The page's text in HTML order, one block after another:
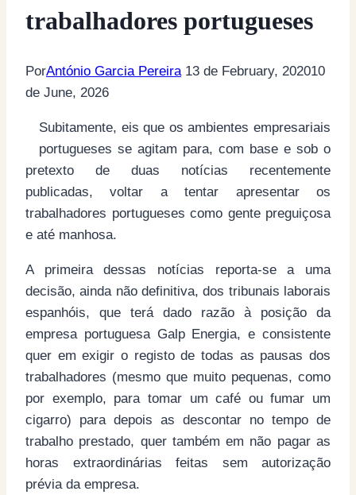
trabalhadores portugueses
PorAntónio Garcia Pereira 13 de February, 202010
de June, 2026
Subitamente, eis que os ambientes empresariais
portugueses se agitam para, com base e sob o
pretexto de duas notícias recentemente
publicadas, voltar a tentar apresentar os
trabalhadores portugueses como gente preguiçosa
e até manhosa.
A primeira dessas notícias reporta-se a uma
decisão, ainda não definitiva, dos tribunais laborais
espanhóis, que terá dado razão à posição da
empresa portuguesa Galp Energia, e consistente
quer em exigir o registo de todas as pausas dos
trabalhadores (mesmo que muito pequenas, como
por exemplo, para tomar um café ou fumar um
cigarro) para depois as descontar no tempo de
trabalho prestado, quer também em não pagar as
horas extraordinárias feitas sem autorização
prévia da empresa.